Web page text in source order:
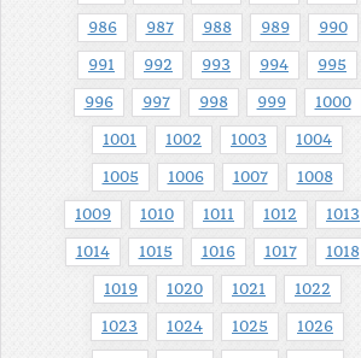
986 987 988 989 990
991 992 993 994 995
996 997 998 999 1000
1001 1002 1003 1004
1005 1006 1007 1008
1009 1010 1011 1012 1013
1014 1015 1016 1017 1018
1019 1020 1021 1022
1023 1024 1025 1026